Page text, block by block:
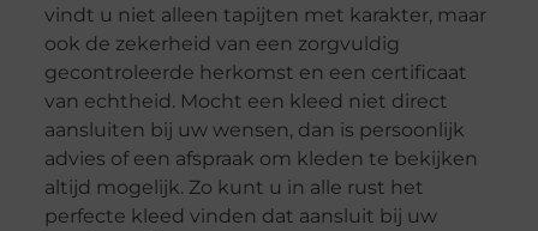
vindt u niet alleen tapijten met karakter, maar
ook de zekerheid van een zorgvuldig
gecontroleerde herkomst en een certificaat
van echtheid. Mocht een kleed niet direct
aansluiten bij uw wensen, dan is persoonlijk
advies of een afspraak om kleden te bekijken
altijd mogelijk. Zo kunt u in alle rust het
perfecte kleed vinden dat aansluit bij uw